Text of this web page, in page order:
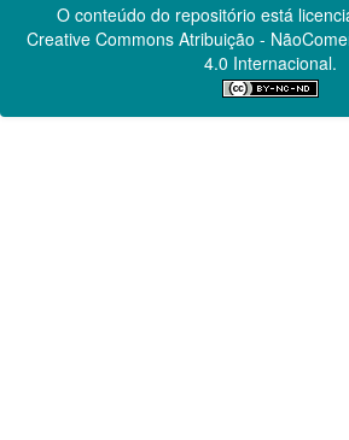
O conteúdo do repositório está
Creative CommonsAtribuição -
4.0 Internacional.